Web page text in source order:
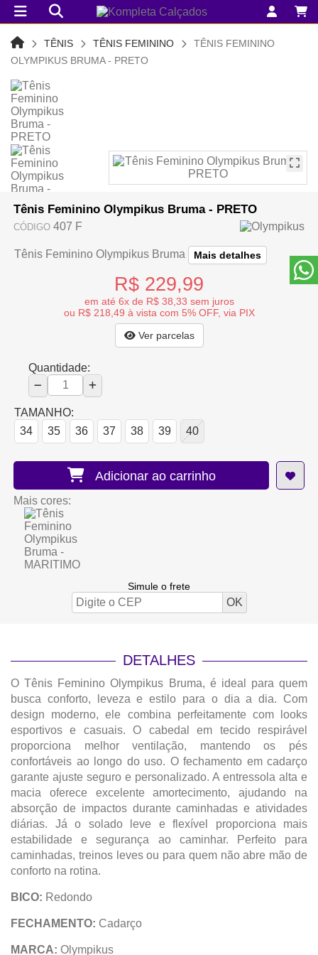
TÊNIS TÊNIS FEMININO
TÊNIS FEMININO
OLYMPIKUS BRUMA - PRETO
Tênis Feminino Olympikus Bruma - PRETO
CÓDIGO 407 F
Tênis Feminino Olympikus Bruma Mais detalhes
R$ 229,99
em até 6x de R$ 38,33 sem juros
ou R$ 218,49 à vista com 5% OFF, via PIX
Ver parcelas
Quantidade:
TAMANHO:
34
35 36 37 38 39 40
Adicionar ao carrinho
Mais cores:
Simule o frete
DETALHES
O Tênis Feminino Olympikus Bruma, é ideal para quem
busca conforto, leveza e estilo para o dia a dia. Com
design moderno, ele combina perfeitamente com looks
esportivos e casuais. O cabedal em tecido respirável
proporciona melhor ventilação, mantendo os pés
confortáveis ao longo do uso. O fechamento em cadarço
garante ajuste seguro e personalizado. A entressola alta e
macia oferece excelente amortecimento, ajudando na
absorção de impactos durante caminhadas e atividades
diárias. Já o solado leve e flexível proporciona mais
estabilidade e segurança ao caminhar. Perfeito para
caminhadas, treinos leves ou para quem não abre mão de
conforto na rotina.
BICO: Redondo
FECHAMENTO: Cadarço
MARCA: Olympikus